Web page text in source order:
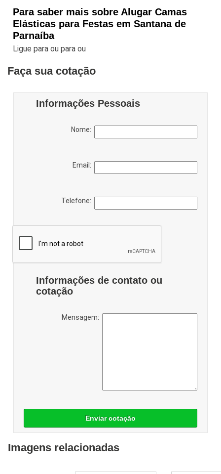
Para saber mais sobre Alugar Camas
Elásticas para Festas em Santana de
Parnaíba
Ligue paraou paraou
Faça sua cotação
Informações Pessoais
Nome:
Email:
Telefone:
Informações de contato ou
cotação
Mensagem:
Enviar cotação
Imagens relacionadas